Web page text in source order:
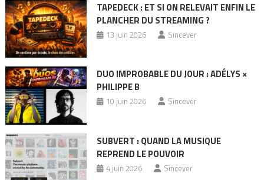
TAPEDECK : ET SI ON RELEVAIT ENFIN LE
PLANCHER DU STREAMING ?
13 juin 2026 Sincever
DUO IMPROBABLE DU JOUR : ADÉLYS ×
PHILIPPE B
10 juin 2026 Sincever
SUBVERT : QUAND LA MUSIQUE
REPREND LE POUVOIR
4 juin 2026 Sincever